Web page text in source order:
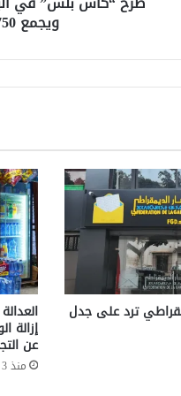
ي
ل
ر
ص
ة
ي
ج
ذ
ب
ا
ه
ت
ويجمع 750 مليون درهم
ترد على جدل
إزالة
عن
منذ 3 أيام